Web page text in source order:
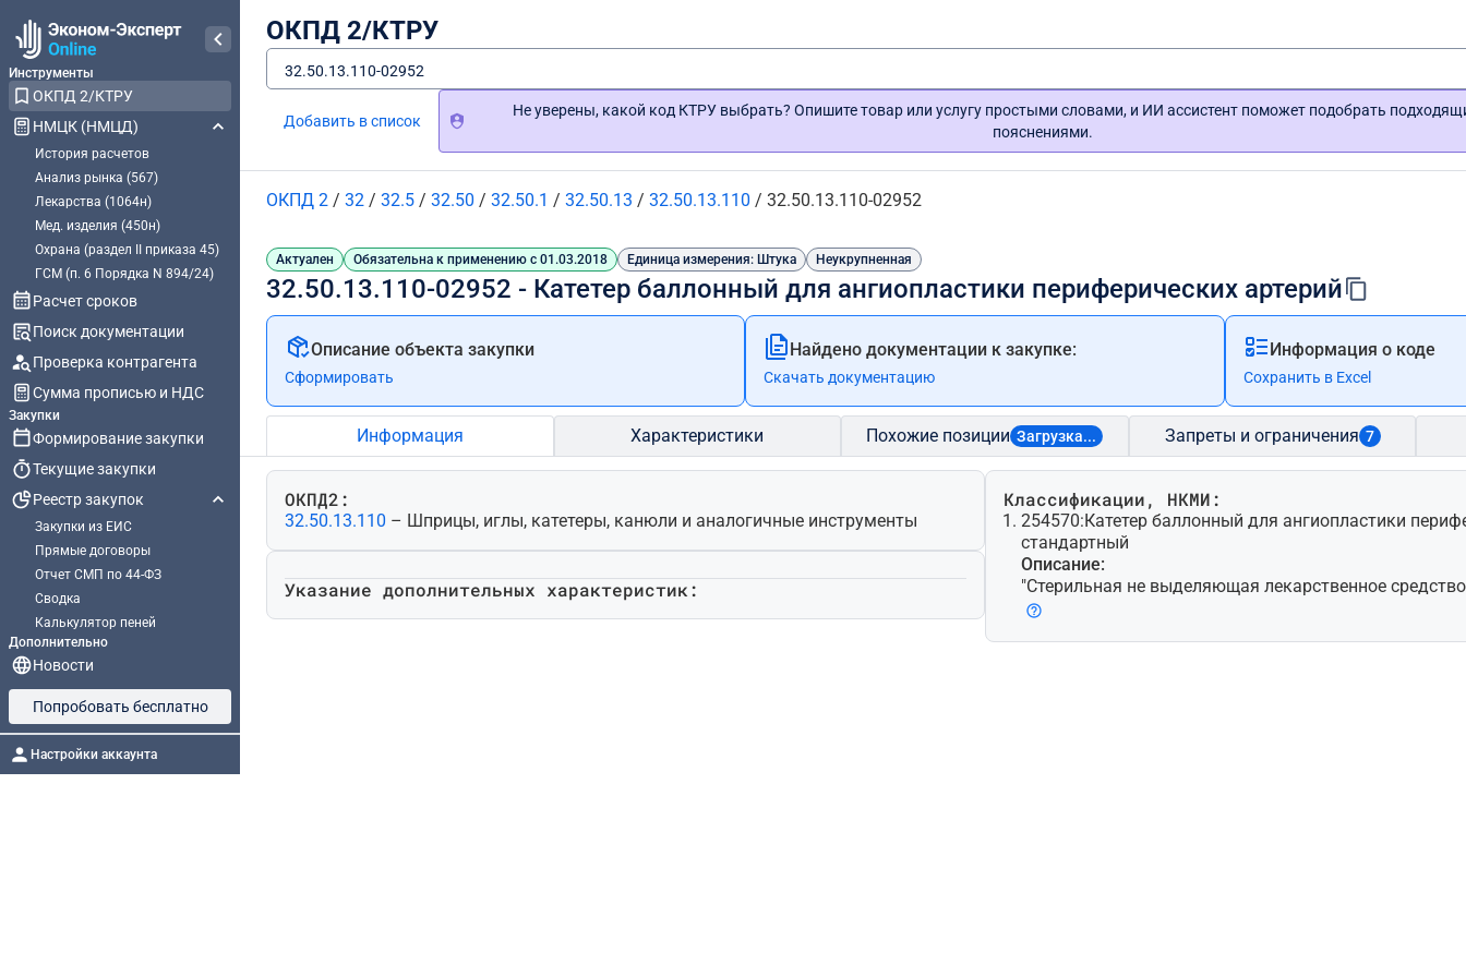
Инструменты
ОКПД 2/КТРУ
НМЦК (НМЦД)
История расчетов
Анализ рынка (567)
Лекарства (1064н)
Мед. изделия (450н)
Охрана (раздел II приказа 45)
ГСМ (п. 6 Порядка N 894/24)
Расчет сроков
Поиск документации
Проверка контрагента
Сумма прописью и НДС
Закупки
Формирование закупки
Текущие закупки
Реестр закупок
Закупки из ЕИС
Прямые договоры
Отчет СМП по 44-ФЗ
Сводка
Калькулятор пеней
Дополнительно
Новости
Попробовать бесплатно
Настройки аккаунта
ОКПД 2/КТРУ
32.50.13.110-02952
Добавить в список
Не уверены, какой код КТРУ выбрать? Опишите товар или услугу простыми словами, и ИИ ассистент поможет подобрать
пояснениями.
ОКПД 2 / 32 / 32.5 / 32.50 / 32.50.1 / 32.50.13 / 32.50.13.110 / 32.50.13.110-02952
Актуален Обязательна к применению с 01.03.2018 Единица измерения: Штука Неукрупненная
32.50.13.110-02952 - Катетер баллонный для ангиопластики периферических артерий
Описание объекта закупки
Сформировать
Найдено документации к закупке:
Скачать документацию
Информация о коде
Сохранить в Excel
Информация Характеристики Похожие позиции Загрузка... Запреты и ограничения 7
ОКПД2:
32.50.13.110 – Шприцы, иглы, катетеры, канюли и аналогичные инструменты
Указание дополнительных характеристик:
Классификации, НКМИ:
254570:Катетер баллонный для ангиопластики
стандартный
Описание:
"Стерильная не выделяющая лекарственное
работанная для чрескожной транслюминальной